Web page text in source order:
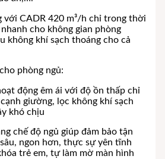
với CADR 420 m³/h chỉ trong thời
cho không gian phòng
không khí sạch thoáng cho cả
phòng ngủ:
động êm ái với độ ồn thấp chỉ
giường, lọc không khí sạch
khó chịu
chế độ ngủ giúp đảm bảo tận
ngon hơn, thực sự yên tĩnh
trẻ em, tự làm mờ màn hình